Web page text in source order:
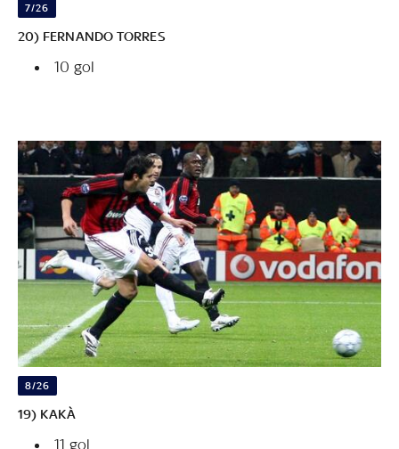
7/26
20) FERNANDO TORRES
10 gol
8/26
19) KAKÀ
11 gol